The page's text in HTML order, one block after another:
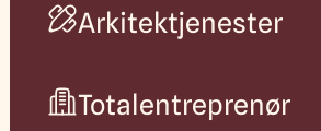
Arkitektjenester
Totalentreprenør